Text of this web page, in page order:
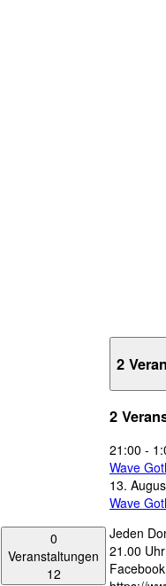
0
Veranstaltungen
12
2
2
21:00 -
Wave
13.
Wave
Jeden
21.00